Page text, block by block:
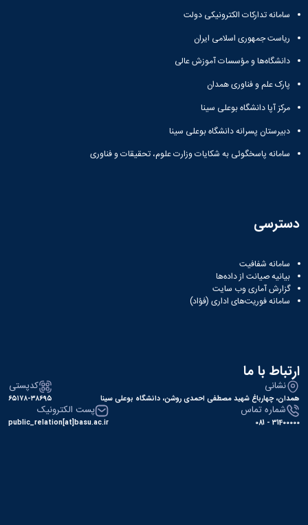
سامانه تدارکات الکترونیکی دولت
ریاست جمهوری اسلامی ایران
دانشگاه‌ها و مؤسسات آموزش عالی
پارک علم و فناوری همدان
مرکز آپا دانشگاه بوعلی سینا
دبیرستان پسرانه دانشگاه بوعلی سینا
سامانه پاسخگوئی به شکایات وزارت علوم، تحقیقات و فناوری
دسترسی
سامانه شفافیت
بیانیه صیانت از داده‌ها
گزارش آماری وب‌ سایت
سامانه فوریت‌های اداری (فؤاد)
ارتباط با ما
نشانی
همدان، چهارباغ شهید مصطفی احمدی روشن، دانشگاه بوعلی سینا
کدپستی
۶۵۱۷۸-۳۸۶۹۵
شماره تماس
31400000 - 081
پست الکترونیک
public_relation[at]basu.ac.ir